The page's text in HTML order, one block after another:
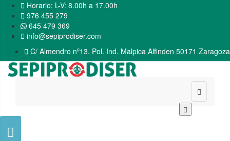
 Horario: L-V: 8.00h a 17.00h
 976 455 279
645 479 369
 info@sepiprodiser.com
 C/ Almendro nº13. Pol. Ind. Malpica Alfinden 50171 Zaragoza

